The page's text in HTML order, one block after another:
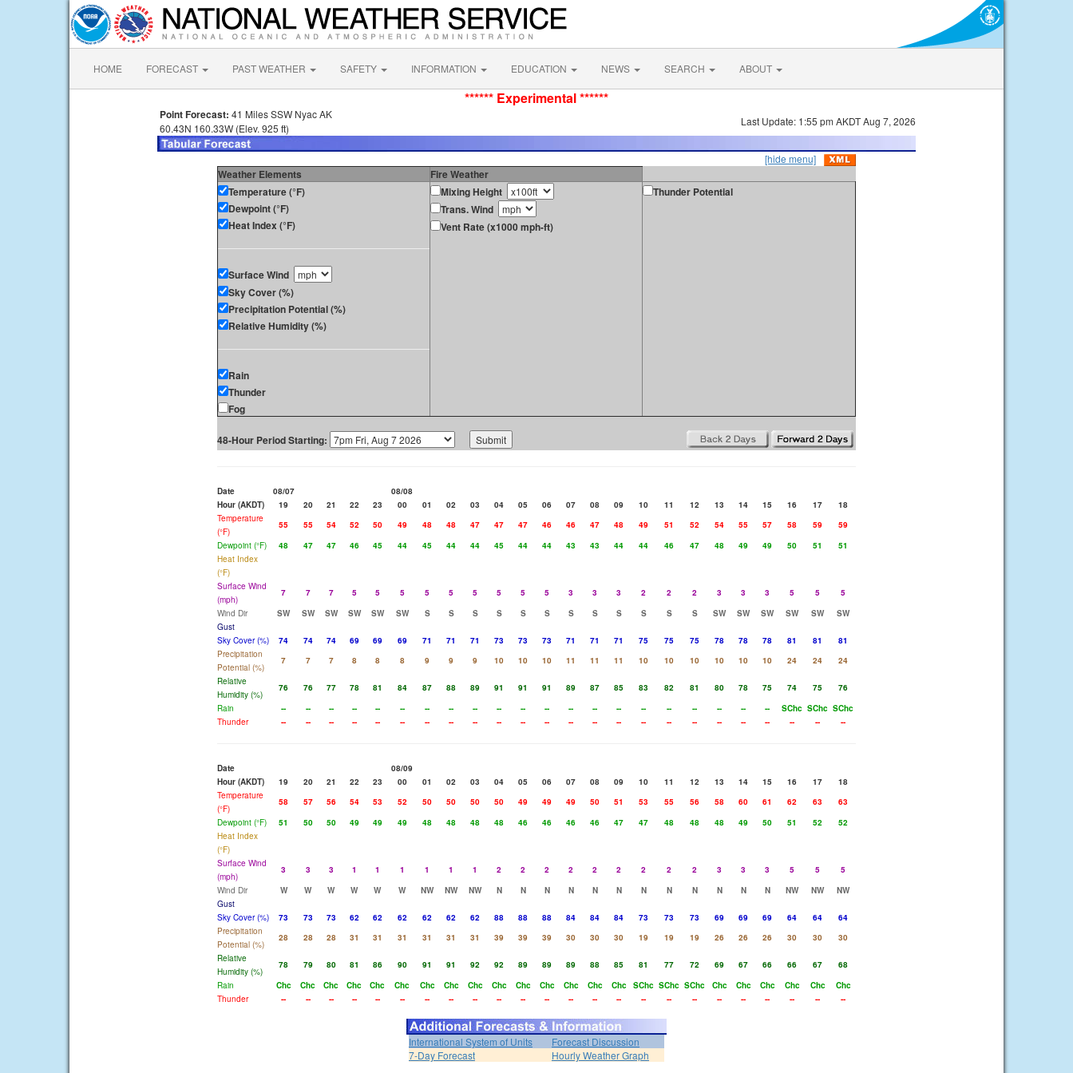
HOME FORECAST PAST WEATHER SAFETY INFORMATION EDUCATION NEWS SEARCH ABOUT
****** Experimental ******
Point Forecast: 41 Miles SSW Nyac AK
60.43N 160.33W (Elev. 925 ft)
Last Update: 1:55 pm AKDT Aug 7, 2026
[hide menu]
Weather Elements
Fire Weather
Temperature (°F)
Dewpoint (°F)
Heat Index (°F)
Surface Wind
Sky Cover (%)
Precipitation Potential (%)
Relative Humidity (%)
Rain
Thunder
Fog
Mixing Height
Trans. Wind
Vent Rate (x1000 mph-ft)
Thunder Potential
48-Hour Period Starting:
Date 08/07
08/08
Hour (AKDT)
19 20 21 22 23 00 01 02 03 04 05 06 07 08 09 10 11 12 13 14 15 16 17
18
Temperature
(°F)
55 55 54 52 50 49 48 48 47 47 47 46 46 47 48 49 51 52 54 55 57 58 59
59
Dewpoint (°F)
48 47 47 46 45 44 45 44 44 45 44 44 43 43 44 44 46 47 48 49 49 50 51
51
Heat Index
(°F)
Surface Wind
(mph)
7 7 7 5 5 5 5 5 5 5 5 5 3 3 3 2 2 2 3 3 3 5 5
5
Wind Dir
SW SW SW SW SW SW S S S S S S S S S S S S SW SW SW SW SW
SW
Gust
Sky Cover (%)
74 74 74 69 69 69 71 71 71 73 73 73 71 71 71 75 75 75 78 78 78 81 81
81
Precipitation
Potential (%)
7 7 7 8 8 8 9 9 9 10 10 10 11 11 11 10 10 10 10 10 10 24 24
24
Relative
Humidity (%)
76 76 77 78 81 84 87 88 89 91 91 91 89 87 85 83 82 81 80 78 75 74 75
76
Rain
-- -- -- -- -- -- -- -- -- -- -- -- -- -- -- -- -- -- -- -- -- SChc SChc SChc
Thunder
-- -- -- -- -- -- -- -- -- -- -- -- -- -- -- -- -- -- -- -- -- -- -- --
Date
08/09
Hour (AKDT)
19 20 21 22 23 00 01 02 03 04 05 06 07 08 09 10 11 12 13 14 15 16 17
18
Temperature
(°F)
58 57 56 54 53 52 50 50 50 50 49 49 49 50 51 53 55 56 58 60 61 62 63
63
Dewpoint (°F)
51 50 50 49 49 49 48 48 48 48 46 46 46 46 47 47 48 48 48 49 50 51 52
52
Heat Index
(°F)
Surface Wind
(mph)
3 3 3 1 1 1 1 1 1 2 2 2 2 2 2 2 2 2 3 3 3 5 5
5
Wind Dir
W W W W W W NW NW NW N N N N N N N N N N N N NW NW
NW
Gust
Sky Cover (%)
73 73 73 62 62 62 62 62 62 88 88 88 84 84 84 73 73 73 69 69 69 64 64
64
Precipitation
Potential (%)
28 28 28 31 31 31 31 31 31 39 39 39 30 30 30 19 19 19 26 26 26 30 30
30
Relative
Humidity (%)
78 79 80 81 86 90 91 91 92 92 89 89 89 88 85 81 77 72 69 67 66 66 67
68
Rain
Chc Chc Chc Chc Chc Chc Chc Chc Chc Chc Chc Chc Chc Chc Chc SChc SChc SChc Chc Chc Chc Chc Chc
Chc
Thunder
-- -- -- -- -- -- -- -- -- -- -- -- -- -- -- -- -- -- -- -- -- -- -- --
International System of Units
Forecast Discussion
7-Day Forecast
Hourly Weather Graph